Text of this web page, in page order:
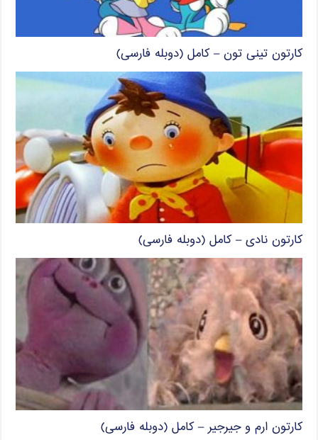
کارتون تینی تون – کامل (دوبله فارسی)
کارتون نادی – کامل (دوبله فارسی)
کارتون ارم و جیرجیر – کامل (دوبله فارسی)